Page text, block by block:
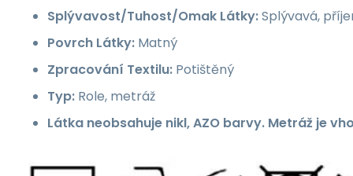
Splývavost/Tuhost/Omak Látky:Splývavá,
Povrch Látky: Matný
Zpracování Textilu: Potištěný
Typ: Role, metráž
Látka neobsahuje nikl, AZO barvy. Metráž je